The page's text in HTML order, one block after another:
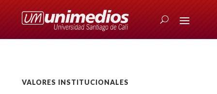
VALORES INSTITUCIONALES